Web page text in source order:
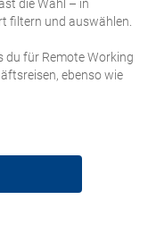
die Wahl – in
filtern und auswählen.
du für Remote Working
ebenso wie